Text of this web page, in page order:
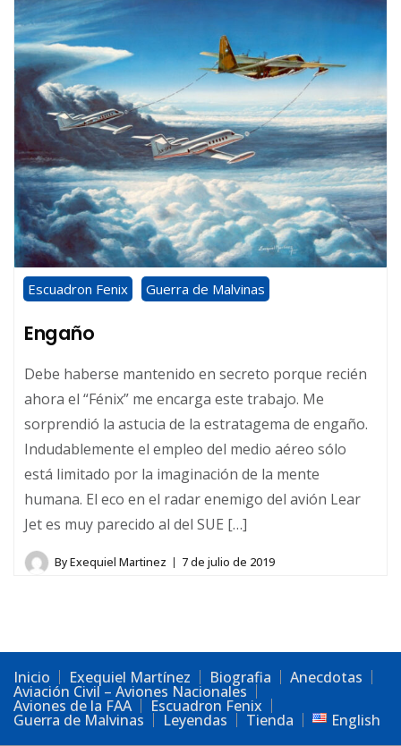
Escuadron Fenix Guerra de Malvinas
Engaño
Debe haberse mantenido en secreto porque recién
ahora el “Fénix” me encarga este trabajo. Me
sorprendió la astucia de la estratagema de engaño.
Indudablemente el empleo del medio aéreo sólo
está limitado por la imaginación de la mente
humana. El eco en el radar enemigo del avión Lear
Jet es muy parecido al del SUE […]
ByExequiel Martinez 7 de julio de 2019
Inicio Exequiel Martínez Biografia Anecdotas
Aviación Civil – Aviones Nacionales
Aviones de la FAA Escuadron Fenix
Guerra de Malvinas Leyendas Tienda English